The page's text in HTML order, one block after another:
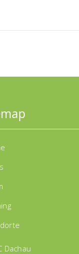
Dachau